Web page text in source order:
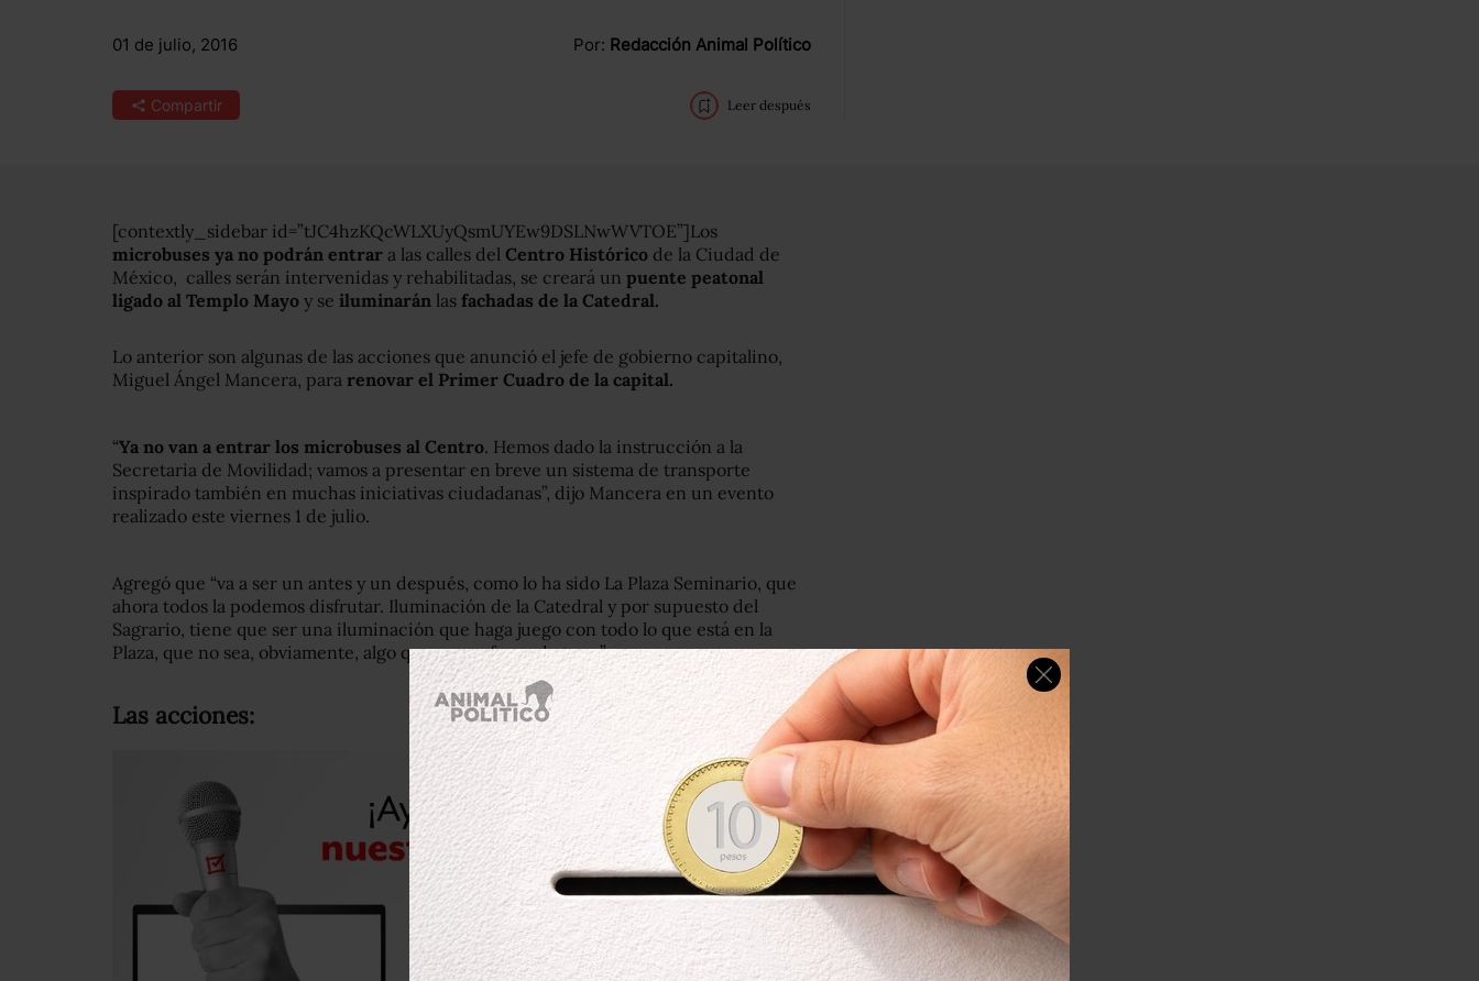
01 de julio, 2016 Por: Redacción Animal Político
Compartir Leer después
[contextly_sidebar id=”tJC4hzKQcWLXUyQsmUYEw9DSLNwWVTOE”]Los
microbuses ya no podrán entrar a las calles del Centro Histórico de la Ciudad de
México, calles serán intervenidas y rehabilitadas, se creará un puente peatonal
ligado al Templo Mayo y se iluminarán las fachadas de la Catedral.
Lo anterior son algunas de las acciones que anunció el jefe de gobierno capitalino,
Miguel Ángel Mancera, para renovar el Primer Cuadro de la capital.
“Ya no van a entrar los microbuses al Centro. Hemos dado la instrucción a la
Secretaria de Movilidad; vamos a presentar en breve un sistema de transporte
inspirado también en muchas iniciativas ciudadanas”, dijo Mancera en un evento
realizado este viernes 1 de julio.
Agregó que “va a ser un antes y un después, como lo ha sido La Plaza Seminario, que
ahora todos la podemos disfrutar. Iluminación de la Catedral y por supuesto del
Sagrario, tiene que ser una iluminación que haga juego con todo lo que está en la
Plaza, que no sea, obviamente, algo que se vea fuera de tono”.
Las acciones: